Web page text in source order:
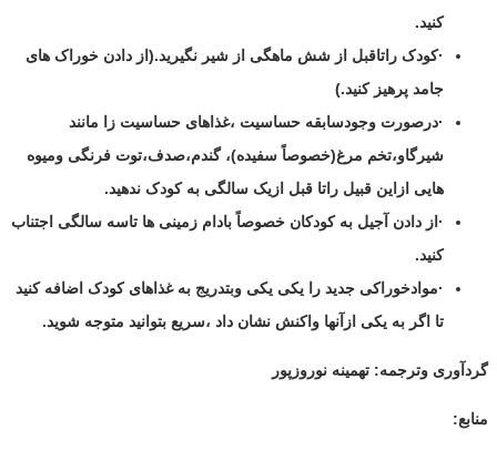
کنید.
·کودک راتاقبل از شش ماهگی از شیر نگیرید.(از دادن خوراک های
جامد پرهیز کنید.)
·درصورت وجودسابقه حساسیت ،غذاهای حساسیت زا مانند
شیرگاو،تخم مرغ(خصوصاً سفیده)، گندم،صدف،توت فرنگی ومیوه
هایی ازاین قبیل راتا قبل ازیک سالگی به کودک ندهید.
·از دادن آجیل به کودکان خصوصاً بادام زمینی ها تاسه سالگی اجتناب
کنید.
·موادخوراکی جدید را یکی یکی وبتدریج به غذاهای کودک اضافه کنید
تا اگر به یکی ازآنها واکنش نشان داد ،سریع بتوانید متوجه شوید.
گردآوری وترجمه: تهمینه نوروزپور
منابع: